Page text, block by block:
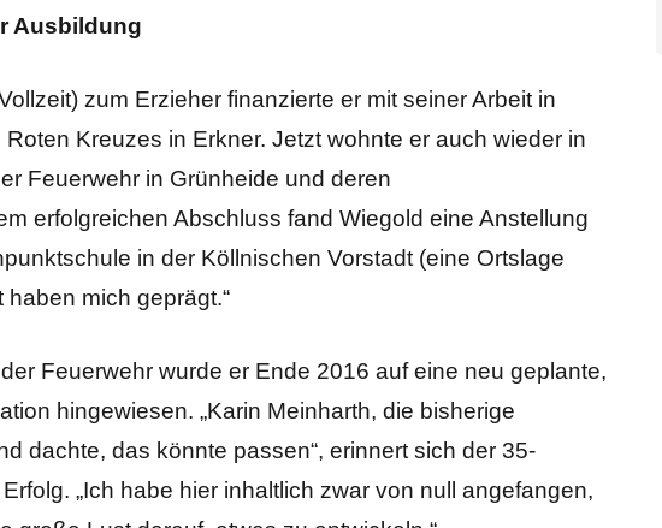
Ausbildung
zum Erzieher finanzierte er mit seiner Arbeit in
Kreuzes in Erkner. Jetzt wohnte er auch wieder in
Feuerwehr in Grünheide und deren
erfolgreichen Abschluss fand Wiegold eine Anstellung
in der Köllnischen Vorstadt (eine Ortslage
mich geprägt.“
Feuerwehr wurde er Ende 2016 auf eine neu geplante,
hingewiesen. „Karin Meinharth, die bisherige
dachte, das könnte passen“, erinnert sich der 35-
„Ich habe hier inhaltlich zwar von null angefangen,